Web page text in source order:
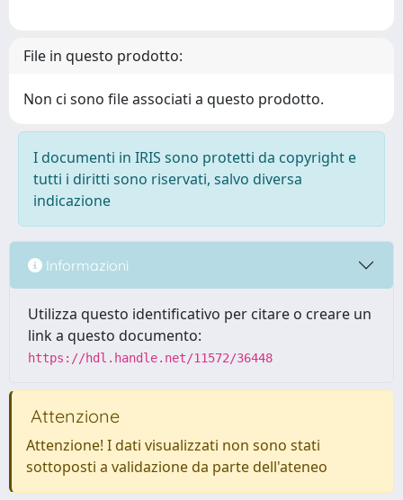
File in questo prodotto:
Non ci sono file associati a questo prodotto.
I documenti in IRIS sono protetti da copyright e
tutti i diritti sono riservati, salvo diversa
indicazione
Informazioni
Utilizza questo identificativo per citare o creare un
link a questo documento:
https://hdl.handle.net/11572/36448
Attenzione
Attenzione! I dati visualizzati non sono stati
sottoposti a validazione da parte dell'ateneo